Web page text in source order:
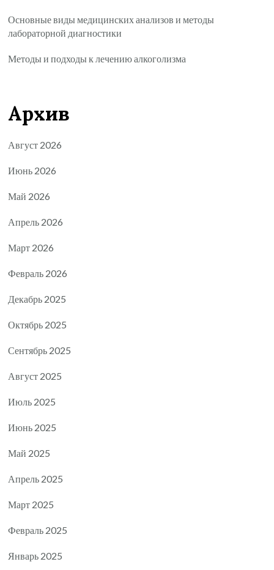
Основные виды медицинских анализов и методы
лабораторной диагностики
Методы и подходы к лечению алкоголизма
Архив
Август 2026
Июнь 2026
Май 2026
Апрель 2026
Март 2026
Февраль 2026
Декабрь 2025
Октябрь 2025
Сентябрь 2025
Август 2025
Июль 2025
Июнь 2025
Май 2025
Апрель 2025
Март 2025
Февраль 2025
Январь 2025